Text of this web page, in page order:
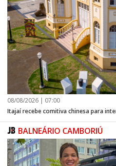
08/08/2026 | 07:00
Itajaí recebe comitiva chinesa para
BALNEÁRIO CAMBORIÚ